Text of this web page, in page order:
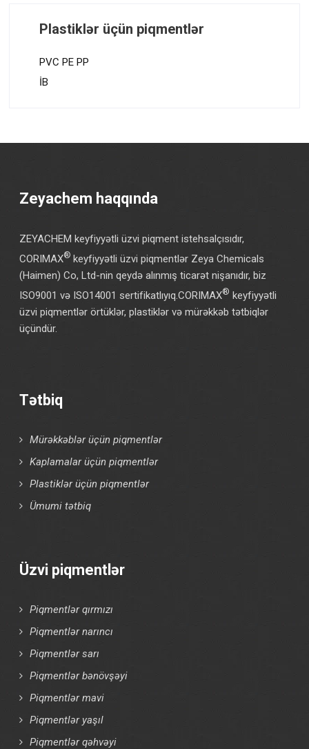
Plastiklər üçün piqmentlər
PVC PE PP
İB
Zeyachem haqqında
ZEYACHEM keyfiyyətli üzvi piqment istehsalçısıdır,
CORIMAX®keyfiyyətli üzvi piqmentlər Zeya Chemicals
(Haimen) Co, Ltd-nin qeydə alınmış ticarət nişanıdır, biz
ISO9001 və ISO14001 sertifikatlıyıq.CORIMAX® keyfiyyətli
üzvi piqmentlər örtüklər, plastiklər və mürəkkəb tətbiqlər
üçündür.
Tətbiq
Mürəkkəblər üçün piqmentlər
Kaplamalar üçün piqmentlər
Plastiklər üçün piqmentlər
Ümumi tətbiq
Üzvi piqmentlər
Piqmentlər qırmızı
Piqmentlər narıncı
Piqmentlər sarı
Piqmentlər bənövşəyi
Piqmentlər mavi
Piqmentlər yaşıl
Piqmentlər qəhvəyi